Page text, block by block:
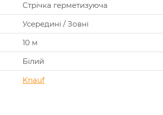
Стрічка герметизуюча
Усередині / Зовні
10 м
Білий
Knauf